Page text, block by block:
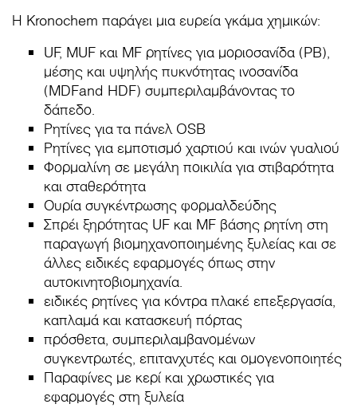
Η Kronochem παράγει μια ευρεία γκάμα χημικών:
UF, MUF και MF ρητίνες για μοριοσανίδα (PB),
μέσης και υψηλής πυκνότητας ινοσανίδα
(MDFand HDF) συμπεριλαμβάνοντας το
δάπεδο.
Ρητίνες για τα πάνελ OSB
Ρητίνες για εμποτισμό χαρτιού και ινών γυαλιού
Φορμαλίνη σε μεγάλη ποικιλία για στιβαρότητα
και σταθερότητα
Ουρία συγκέντρωσης φορμαλδεύδης
Σπρέι ξηρότητας UF και MF βάσης ρητίνη στη
παραγωγή βιομηχανοποιημένης ξυλείας και σε
άλλες ειδικές εφαρμογές όπως στην
αυτοκινητοβιομηχανία.
ειδικές ρητίνες για κόντρα πλακέ επεξεργασία,
καπλαμά και κατασκευή πόρτας
πρόσθετα, συμπεριλαμβανομένων
συγκεντρωτές, επιτανχυτές και ομογενοποιητές
Παραφίνες με κερί και χρωστικές για
εφαρμογές στη ξυλεία